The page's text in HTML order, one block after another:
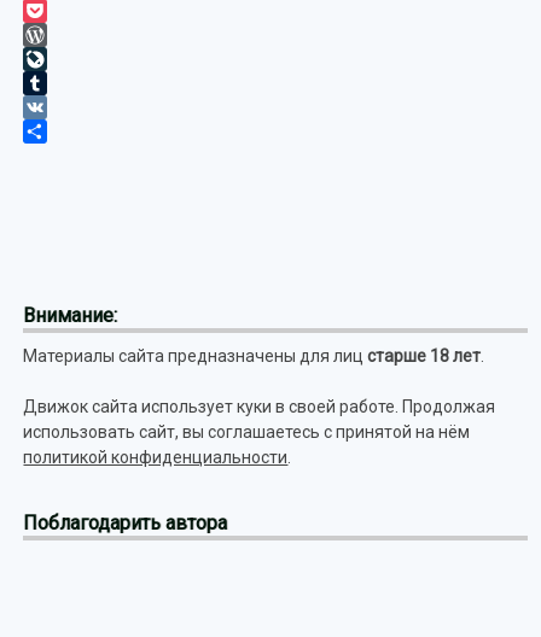
Link
Telegram
Pocket
WordPress
LiveJournal
Tumblr
VK
Внимание:
Материалы сайта предназначены для лицстарше 18 лет
Движок сайта использует куки в своей работе. Продолжая
использовать сайт, вы соглашаетесь с принятой на нём
политикой конфиденциальности
Поблагодарить автора